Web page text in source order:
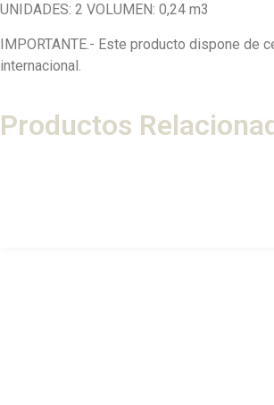
UNIDADES: 2 VOLUMEN: 0,24 m3
IMPORTANTE.- Este producto dispone de
internacional.
Productos